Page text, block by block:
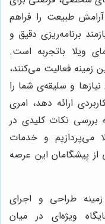
طبیعت را فراهم
برنامه‌ریزی دقیق و
ویلا باتجربه است.
زمینه فعالیت می‌کنند،
و سلیقه‌ی شما را
ارائه دهد، امری
بررسی نکات کلیدی در
می‌پردازیم و خدمات
از پیشگامان این عرصه
طراحی و اجرای
ویژه‌ای در میان